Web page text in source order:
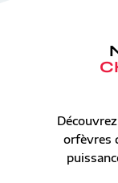
orfèvres